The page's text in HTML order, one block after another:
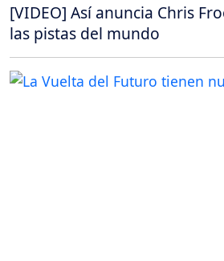
[VIDEO] Así anuncia Chris
las pistas del mundo